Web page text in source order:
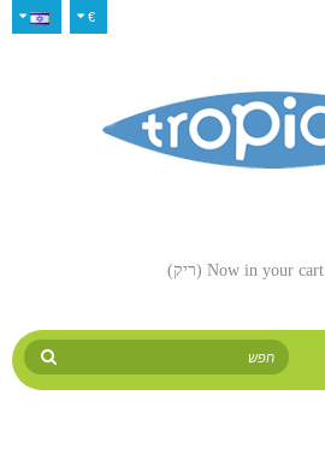
€
Now in your cart (ריק)